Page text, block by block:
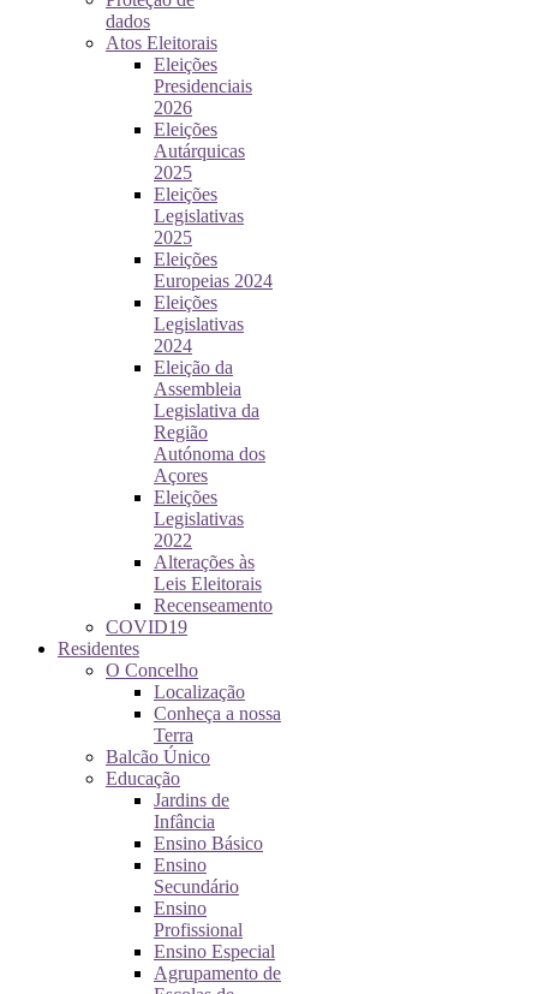
dados
Atos Eleitorais
Eleições
Presidenciais
2026
Eleições
Autárquicas
2025
Eleições
Legislativas
2025
Eleições
Europeias 2024
Eleições
Legislativas
2024
Eleição da
Assembleia
Legislativa da
Região
Autónoma dos
Açores
Eleições
Legislativas
2022
Alterações às
Leis Eleitorais
Recenseamento
COVID19
Residentes
O Concelho
Localização
Conheça a nossa
Terra
Balcão Único
Educação
Jardins de
Infância
Ensino Básico
Ensino
Secundário
Ensino
Profissional
Ensino Especial
Agrupamento de